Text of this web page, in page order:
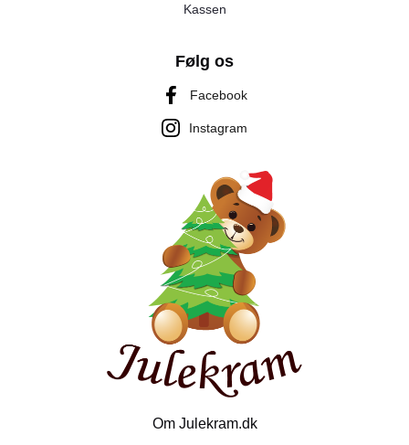
Om Julekram.dk
Kassen
Følg os
Facebook
Instagram